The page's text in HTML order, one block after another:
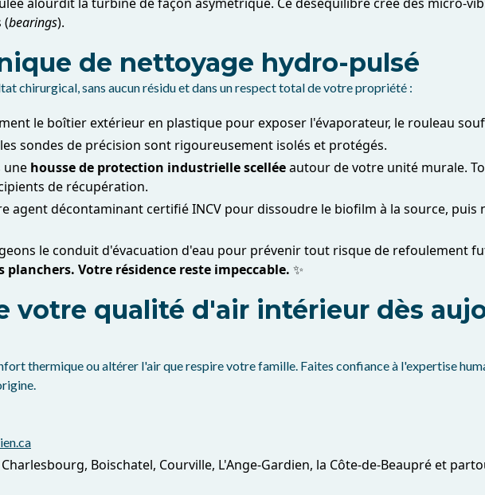
(bearings).
de nettoyage hydro-pulsé
chirurgical, sans aucun résidu et dans un respect total de votre propriété :
le boîtier extérieur en plastique pour exposer l'évaporateur, le rouleau
sondes de précision sont rigoureusement isolés et protégés.
une housse de protection industrielle scelléeautour de votre unité murale.
de récupération.
agent décontaminant certifié INCV pour dissoudre le biofilm à la source, puis
le conduit d'évacuation d'eau pour prévenir tout risque de refoulement
Votre résidence reste impeccable. ✨
votre qualité d'air intérieur dès
thermique ou altérer l'air que respire votre famille. Faites confiance à l'expertise
Boischatel, Courville, L'Ange-Gardien, la Côte-de-Beaupré et